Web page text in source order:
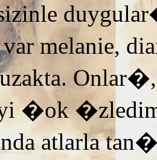
sizinle
melanie,
�ok
atlarla